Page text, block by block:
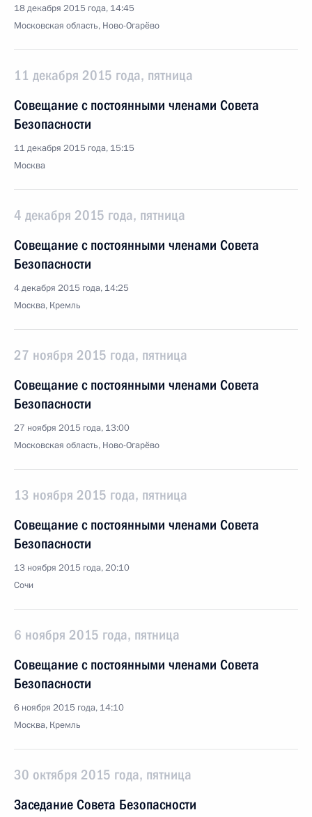
18 декабря 2015 года, 14:45
Московская область, Ново-Огарёво
11 декабря 2015 года, пятница
Совещание с постоянными членами Совета
Безопасности
11 декабря 2015 года, 15:15
Москва
4 декабря 2015 года, пятница
Совещание с постоянными членами Совета
Безопасности
4 декабря 2015 года, 14:25
Москва, Кремль
27 ноября 2015 года, пятница
Совещание с постоянными членами Совета
Безопасности
27 ноября 2015 года, 13:00
Московская область, Ново-Огарёво
13 ноября 2015 года, пятница
Совещание с постоянными членами Совета
Безопасности
13 ноября 2015 года, 20:10
Сочи
6 ноября 2015 года, пятница
Совещание с постоянными членами Совета
Безопасности
6 ноября 2015 года, 14:10
Москва, Кремль
30 октября 2015 года, пятница
Заседание Совета Безопасности